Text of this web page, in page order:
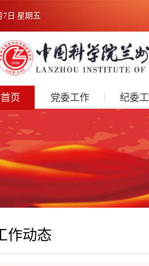
7日 星期五
页 党委工作 纪委
作动态